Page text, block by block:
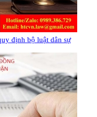
định bộ luật dân sự